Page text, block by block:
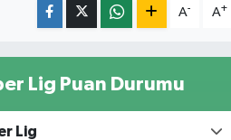
A- A+
Lig Puan Durumu
Lig